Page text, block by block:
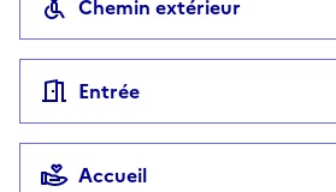
Chemin extérieur
Entrée
Accueil